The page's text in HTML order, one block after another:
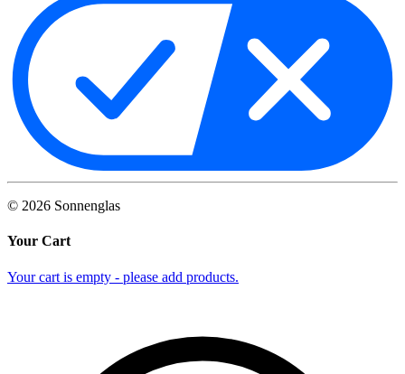
© 2026 Sonnenglas
Your Cart
Your cart is empty - please add products.